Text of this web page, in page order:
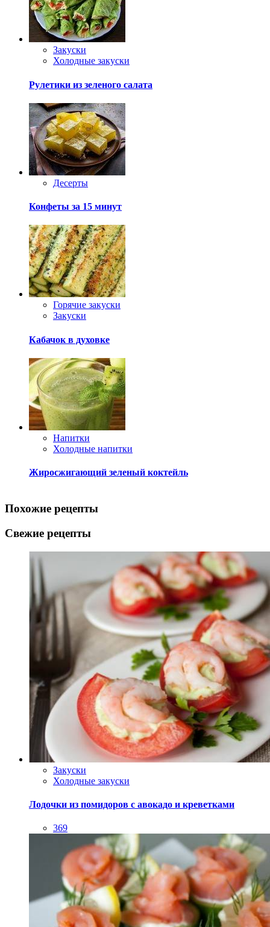
Закуски
Холодные закуски
Рулетики из зеленого салата
Десерты
Конфеты за 15 минут
Горячие закуски
Закуски
Кабачок в духовке
Напитки
Холодные напитки
Жиросжигающий зеленый коктейль
Похожие рецепты
Свежие рецепты
Закуски
Холодные закуски
Лодочки из помидоров с авокадо и креветками
369